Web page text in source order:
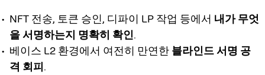
NFT 전송, 토큰 승인, 디파이 LP 작업 등에서 내가 무엇
을 서명하는지 명확히 확인.
베이스 L2 환경에서 여전히 만연한 블라인드 서명 공
격 회피 .